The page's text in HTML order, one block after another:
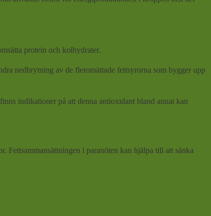
protein och kolhydrater.
nedbrytning av de fleromättade fettsyrorna som bygger upp
indikationer på att denna antioxidant bland annat kan
Fettsammansättningen i paranöten kan hjälpa till att sänka